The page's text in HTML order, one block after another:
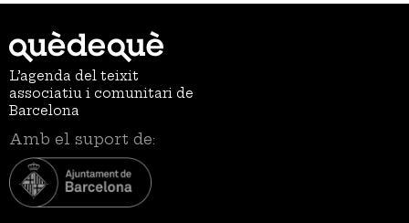
L’agenda del teixit
associatiu i comunitari de
Barcelona
Amb el suport de: